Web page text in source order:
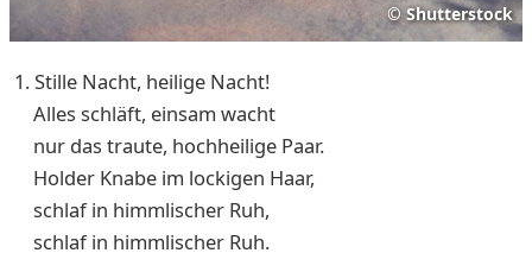
© Shutterstock
1. Stille Nacht, heilige Nacht!
Alles schläft, einsam wacht
nur das traute, hochheilige Paar.
Holder Knabe im lockigen Haar,
schlaf in himmlischer Ruh,
schlaf in himmlischer Ruh.